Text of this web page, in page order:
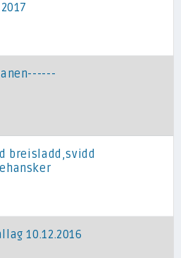
breisladd,svidd
10.12.2016